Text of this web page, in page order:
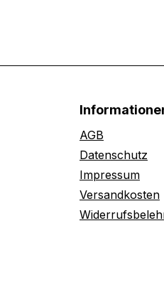
AGB
Datenschutz
Impressum
Versandkosten